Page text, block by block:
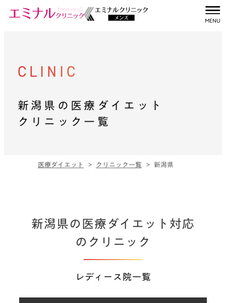
PRICE
CASE
FAQ
CLINIC
新潟県の医療ダイエット
クリニック一覧
医療ダイエット クリニック一覧 新潟県
新潟県の医療ダイエット対応
のクリニック
レディース院一覧